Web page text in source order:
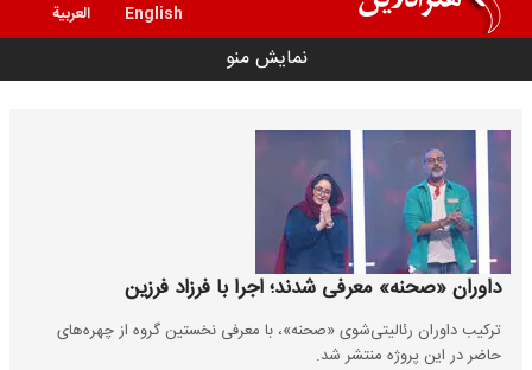
English العربية
نمایش منو
داوران «صحنه» معرفی شدند؛ اجرا با فرزاد فرزین
ترکیب داوران رئالیتی‌شوی «صحنه»، با معرفی نخستین گروه از چهره‌های
حاضر در این پروژه منتشر شد.